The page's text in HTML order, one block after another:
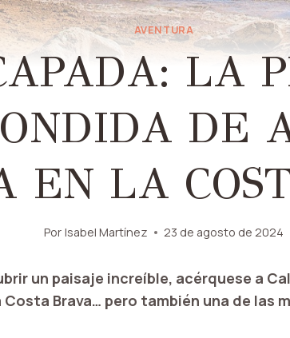
AVENTURA
LA
DE
EN LA
Por Isabel Martínez 23 de agosto de 2024
un paisaje increíble, acérquese a
Brava… pero también una de las